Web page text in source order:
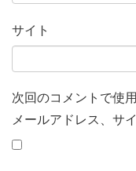
サイト
次回のコメントで使
メールアドレス、サ